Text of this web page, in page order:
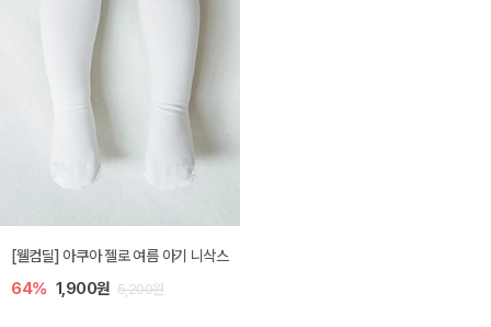
[웰컴딜] 아쿠아 젤로 여름 아기 니삭스
64% 1,900원 5,200원